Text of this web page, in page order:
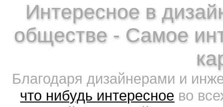
Интересное в
обществе - Самое
Благодаря дизайнерами и
что нибудь интересное во